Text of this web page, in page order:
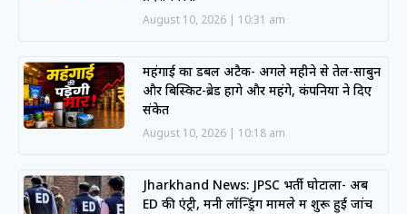
August 10, 2026 10:31 am
महंगाई का डबल अटैक- अगले महीने से तेल-साबुन
और बिस्किट-ब्रेड होंगे और महंगे, कंपनियों ने दिए
संकेत
August 10, 2026 10:18 am
Jharkhand News: JPSC भर्ती घोटाला- अब
ED की एंट्री, मनी लॉन्ड्रिंग मामले में शुरू हुई जांच